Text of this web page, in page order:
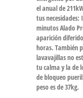
el anual de
tus necesidades:
minutos Alado
aparición
horas. También
lavavajillas no
tu calma y la de
de bloqueo
peso es de 37kg.